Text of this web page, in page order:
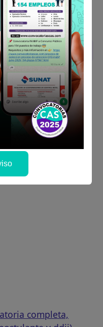
conocer cuando
completa,